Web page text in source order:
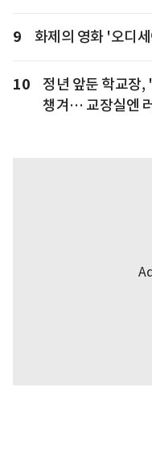
9 화제의 영화 '오디
10
정년 앞둔 학교장,
챙겨… 교장실엔